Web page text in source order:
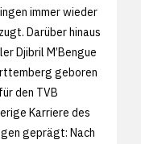
immer wieder
Darüber hinaus
Djibril M’Bengue
geboren
den TVB
Karriere des
geprägt: Nach